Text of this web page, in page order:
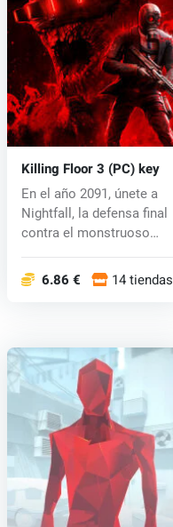
Killing Floor 3 (PC) key
En el año 2091, únete a
Nightfall, la defensa final
contra el monstruoso
6.86 € 14 tiendas